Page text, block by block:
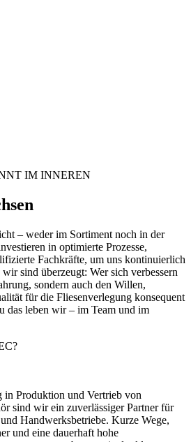
IM INNEREN
– weder im Sortiment noch in der
in optimierte Prozesse,
Fachkräfte, um uns kontinuierlich
sind überzeugt: Wer sich verbessern
sondern auch den Willen,
für die Fliesenverlegung konsequent
das leben wir – im Team und im
Produktion und Vertrieb von
sind wir ein zuverlässiger Partner für
Handwerksbetriebe. Kurze Wege,
und eine dauerhaft hohe